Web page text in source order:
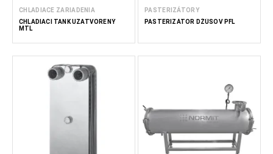
CHLADIACE ZARIADENIA
CHLADIACI TANK UZATVORENÝ
MTL
PASTERIZÁTORY
PASTERIZÁTOR DŽÚSOV PFL